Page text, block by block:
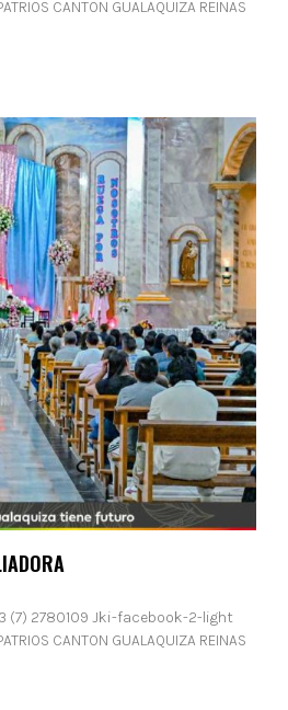
CANTON GUALAQUIZA REINAS
(7) 2780109 Jki-facebook-2-light
CANTON GUALAQUIZA REINAS